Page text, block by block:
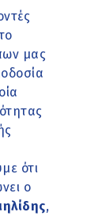
μας
ότι
ο
,